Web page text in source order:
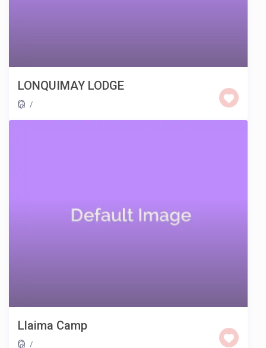
LONQUIMAY LODGE
/
Llaima Camp
/